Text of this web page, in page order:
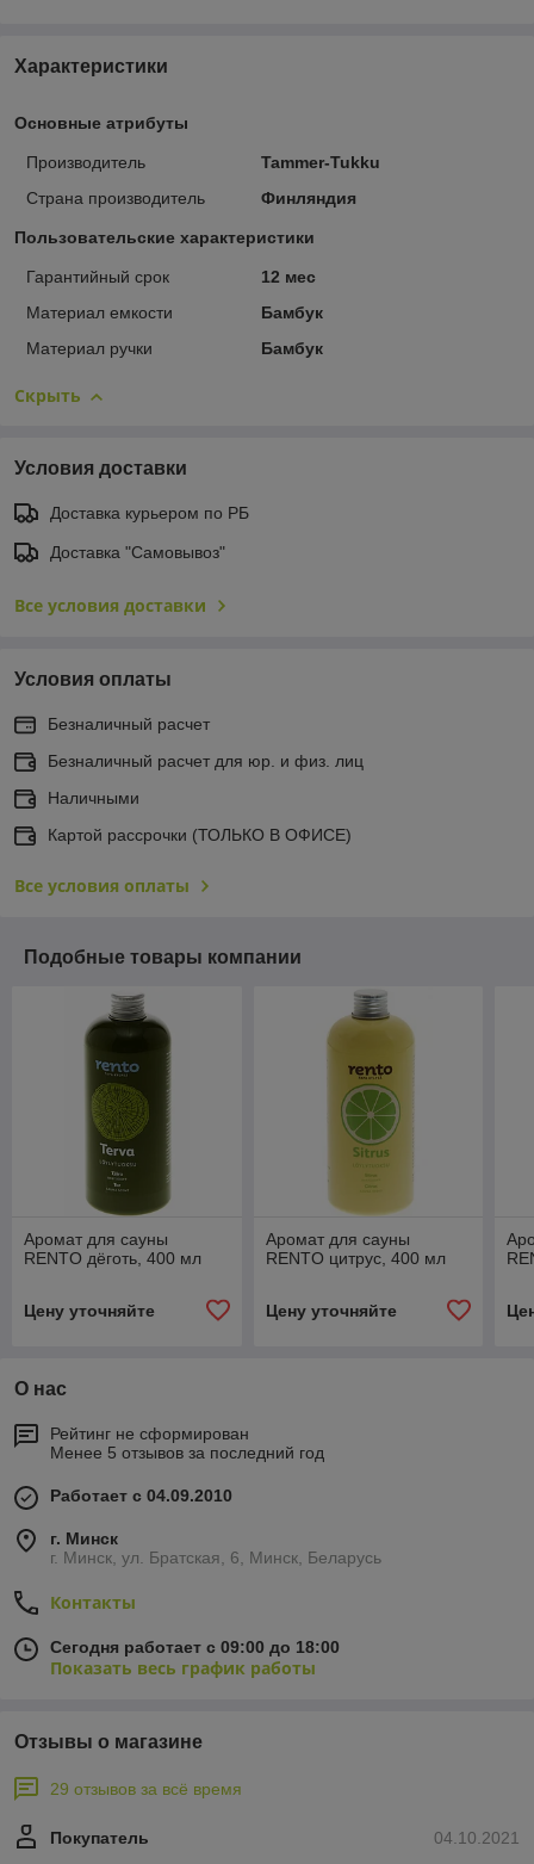
Характеристики
Основные атрибуты
Производитель
Tammer-Tukku
Страна производитель
Финляндия
Пользовательские характеристики
Гарантийный срок
12 мес
Материал емкости
Бамбук
Материал ручки
Бамбук
Скрыть
Условия доставки
Доставка курьером по РБ
Доставка "Самовывоз"
Все условия доставки
Условия оплаты
Безналичный расчет
Безналичный расчет для юр. и физ. лиц
Наличными
Картой рассрочки (ТОЛЬКО В ОФИСЕ)
Все условия оплаты
Подобные товары компании
Аромат для сауны
RENTO дёготь, 400 мл
Цену уточняйте
Аромат для сауны
RENTO цитрус, 400 мл
Цену уточняйте
О нас
Рейтинг не сформирован
Менее 5 отзывов за последний год
Работает с 04.09.2010
г. Минск
г. Минск, ул. Братская, 6, Минск, Беларусь
Контакты
Сегодня работает с 09:00 до 18:00
Показать весь график работы
Отзывы о магазине
29 отзывов за всё время
04.10.2021
Покупатель